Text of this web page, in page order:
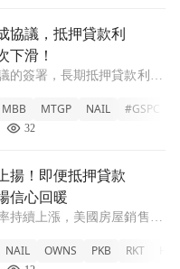
利率一個月來首次下滑
協議，抵押貸款利
下滑！
的簽署，長期抵押貸款利率
ITB +4.15% JHMB +0.32%
+2.43% LMBS
MBB MTGP NAIL #GSPC
32
款利率攀升，市場信心
揚！即便抵押貸款
信心回暖
持續上漲，美國房屋銷售仍
。 RKT +7.1% XLRE
NAIL OWNS PKB RKT